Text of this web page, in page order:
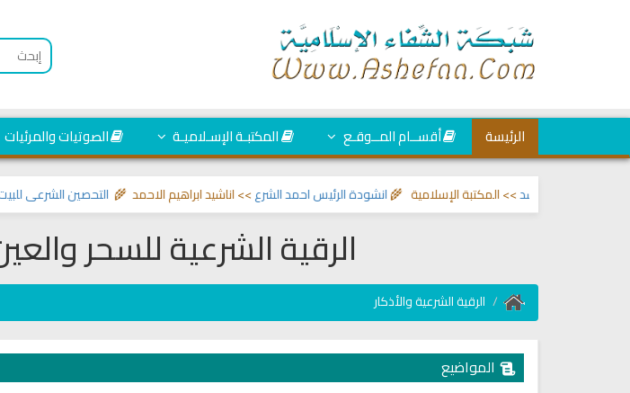
الرئيسة أقســام المــوقـع المكتبـة الإسـلاميـة الصوتيات والمرئيات
التحصين الشرعي للبيت انشودة الرئيس احمد الشرع>> اناشيد ابراهيم الاحمد 🌾 >> المكتبة الإسلامية 🌾
الرقية الشرعية للسحر
الرقية الشرعية والأذكار
المواضيع